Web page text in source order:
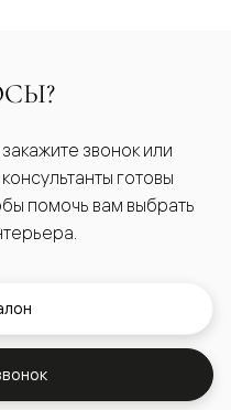
звонок или
готовы
помочь вам выбрать